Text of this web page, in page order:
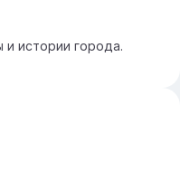
и истории города.